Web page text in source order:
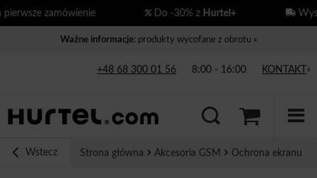
zamówienie Do -30% zHurtel+
Ważne informacje: produkty wycofane z obrotu »
+48 68 300 01 56 8:00 - 16:00 KONTAKT
Wstecz Strona główna Akcesoria GSM Ochrona ekranu